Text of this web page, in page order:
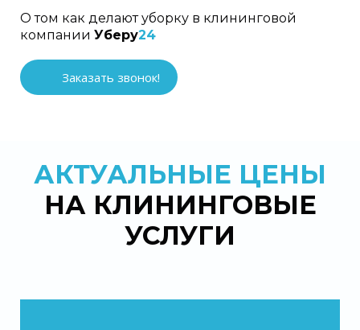
О том как делают уборку в клининговой
компании Уберу24
Заказать звонок!
АКТУАЛЬНЫЕ ЦЕНЫ
НА КЛИНИНГОВЫЕ
УСЛУГИ